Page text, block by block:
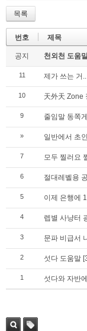
목록
번호 제목
공지 천외천 도움
11 제가 쓰는 거..
10 天外天 Zone
9 줄임말 동쪽
» 일반에서 초
7 모두 찔러요
6 절대레벨용
5 이제 은행에
4 렙별 사냥터
3 문파 비급서
2 섯다 도움말
1 섯다와 자반